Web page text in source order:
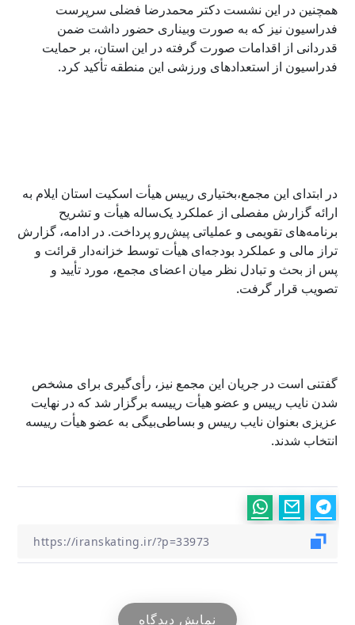
همچنین در این نشست دکتر محمدرضا فضلی سرپرست
فدراسیون نیز که به صورت وبیناری حضور داشتضمن
قدردانی از اقدامات صورت گرفته در این استان، بر حمایت
فدراسیون از استعدادهای ورزشی این منطقه تأکید کرد.
در ابتدای این مجمع،بختیاری رییس هیأت اسکیت استان ایلام به
ارائه گزارش مفصلی از عملکرد یک‌ساله هیأت و تشریح
برنامه‌های تقویمی و عملیاتی پیش‌رو پرداخت. در ادامه، گزارش
تراز مالی و عملکرد بودجه‌ای هیأت توسط خزانه‌دار قرائت و
پس از بحث و تبادل نظر میان اعضای مجمع، مورد تأیید و
تصویب قرار گرفت.
گفتنی است در جریان این مجمع نیز، رأی‌گیری برای مشخص
شدن نایب رییس و عضو هیأت رییسه برگزار شد که در نهایت
عزیزی بعنوان نایب رییس و بساطی‌بیگی به عضو هیأت رییسه
انتخاب شدند.
نمایش دیدگاه